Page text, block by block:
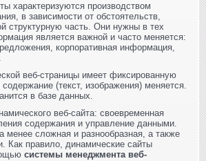
характеризуются производством
в зависимости от обстоятельств,
структурную часть. Они нужны в тех
является важной и часто меняется:
корпоративная информация,
веб-страницы имеет фиксированную
содержание (текст, изображения) меняется.
в базе данных.
веб-сайта: своевременная
содержания и управление данными.
менее сложная и разнообразная, а также
Как правило, динамические сайты
системы менеджмента веб-